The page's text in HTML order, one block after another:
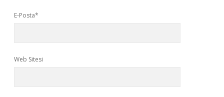
E-Posta*
Web Sitesi